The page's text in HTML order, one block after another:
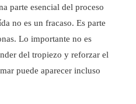
parte esencial del proceso
no es un fracaso. Es parte
Lo importante no es
del tropiezo y reforzar el
puede aparecer incluso